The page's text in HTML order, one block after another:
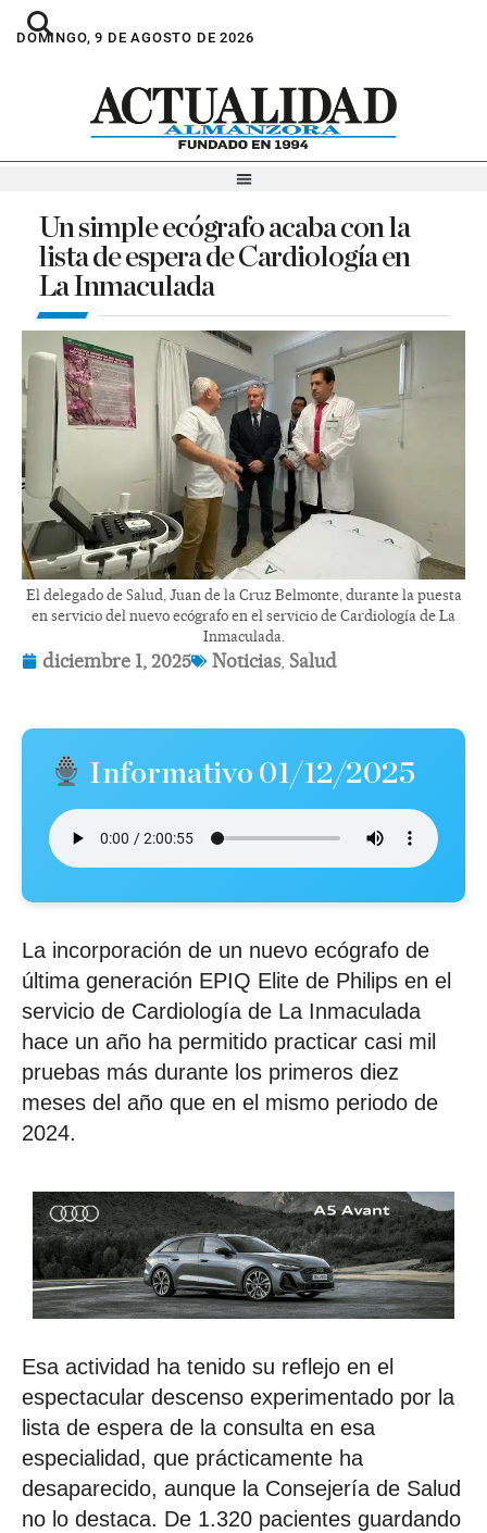
DOMINGO, 9 DE AGOSTO DE 2026
Un simple ecógrafo acaba con la
lista de espera de Cardiología en
La Inmaculada
El delegado de Salud, Juan de la Cruz Belmonte, durante la puesta
en servicio del nuevo ecógrafo en el servicio de Cardiología de La
Inmaculada.
diciembre 1, 2025 Noticias, Salud
Informativo 01/12/2025
La incorporación de un nuevo ecógrafo de
última generación EPIQ Elite de Philips en el
servicio de Cardiología de La Inmaculada
hace un año ha permitido practicar casi mil
pruebas más durante los primeros diez
meses del año que en el mismo periodo de
2024.
Esa actividad ha tenido su reflejo en el
espectacular descenso experimentado por la
lista de espera de la consulta en esa
especialidad, que prácticamente ha
desaparecido, aunque la Consejería de Salud
no lo destaca. De 1.320 pacientes guardando